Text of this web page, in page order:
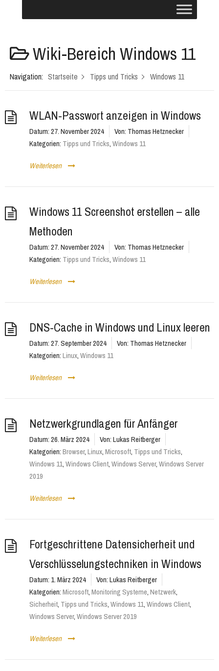
Wiki-Bereich Windows 11
Navigation: Startseite Tipps und Tricks Windows 11
WLAN-Passwort anzeigen in Windows
Datum:27. November 2024 Von: Thomas Hetznecker
Kategorien: Tipps und Tricks,Windows 11
Weiterlesen
Windows 11 Screenshot erstellen – alle
Methoden
Datum:27. November 2024 Von: Thomas Hetznecker
Kategorien: Tipps und Tricks,Windows 11
Weiterlesen
DNS-Cache in Windows und Linux leeren
Datum:27. September 2024 Von: Thomas Hetznecker
Kategorien:Linux,Windows 11
Weiterlesen
Netzwerkgrundlagen für Anfänger
Datum:26. März 2024 Von:Lukas Reitberger
Kategorien:Browser,Linux,Microsoft, Tipps und Tricks,
Windows 11,Windows Client,Windows Server,Windows Server
2019
Weiterlesen
Fortgeschrittene Datensicherheit und
Verschlüsselungstechniken in Windows
Datum: 1. März 2024 Von:Lukas Reitberger
Kategorien:Microsoft,Monitoring Systeme,Netzwerk,
Sicherheit, Tipps und Tricks,Windows 11,Windows Client,
Windows Server,Windows Server 2019
Weiterlesen